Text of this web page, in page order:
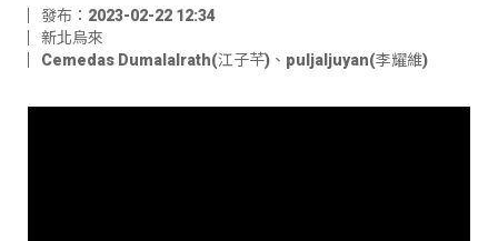
發布：2023-02-22 12:34
新北烏來
Cemedas Dumalalrath(江子芊) 、 puljaljuyan(李耀維)